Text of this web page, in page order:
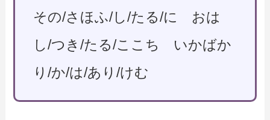
その/さほふ/し/たる/に おは
し/つき/たる/ここち いかばか
り/か/は/あり/けむ